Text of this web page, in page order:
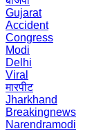
Gujarat
Accident
Congress
Modi
Delhi
Viral
मारपीट
Jharkhand
Breakingnews
Narendramodi